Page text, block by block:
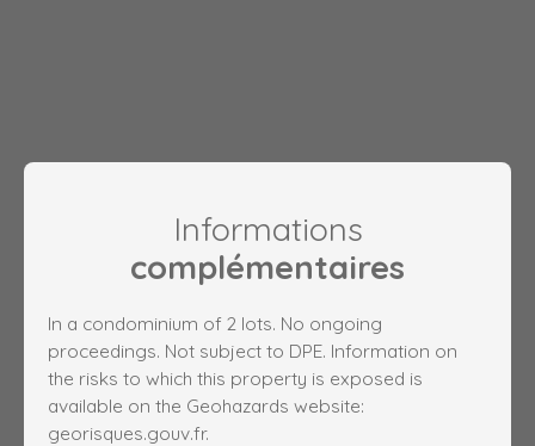
Informations
complémentaires
In a condominium of 2 lots. No ongoing
proceedings. Not subject to DPE. Information on
the risks to which this property is exposed is
available on the Geohazards website:
georisques.gouv.fr.